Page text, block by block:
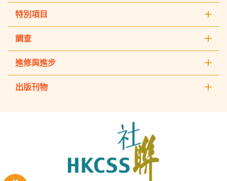
特別項目
調查
進修與進步
出版刊物
Council